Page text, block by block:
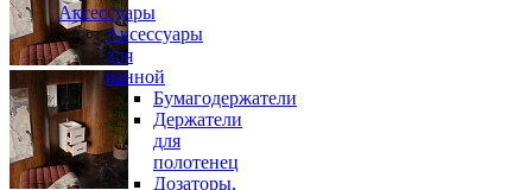
Аксессуары
Аксессуары
для
ванной
Бумагодержатели
Держатели
для
полотенец
Дозаторы,